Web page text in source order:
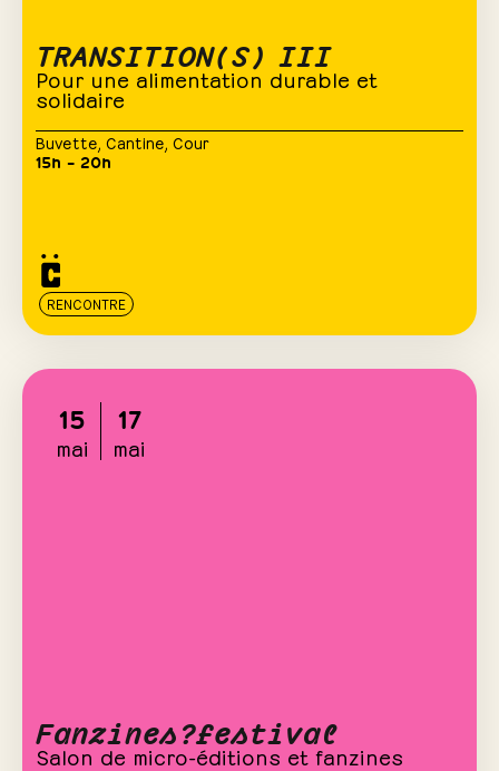
TRANSITION(S) III
Pour une alimentation durable et
solidaire
Buvette Cantine Cour
15h – 20h
RENCONTRE
15
mai
17
mai
Fanzines?festival
Salon de micro-éditions et fanzines